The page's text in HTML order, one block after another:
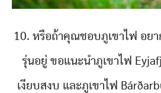
10. หรือถ้าคุณชอบภูเขาไฟ อยา
รุ่นอยู่ ขอแนะนำภูเขาไฟ
เงียบสงบ และภูเขาไฟ